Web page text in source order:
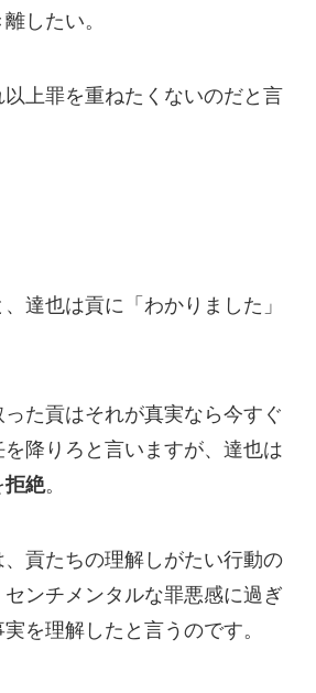
したい。
上罪を重ねたくないのだと言
達也は貢に「わかりました」
た貢はそれが真実なら今すぐ
降りろと言いますが、達也は
拒絶。
貢たちの理解しがたい行動の
ンチメンタルな罪悪感に過ぎ
を理解したと言うのです。